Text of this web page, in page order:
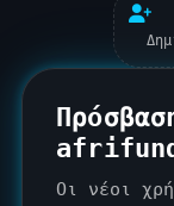
Οι νέοι